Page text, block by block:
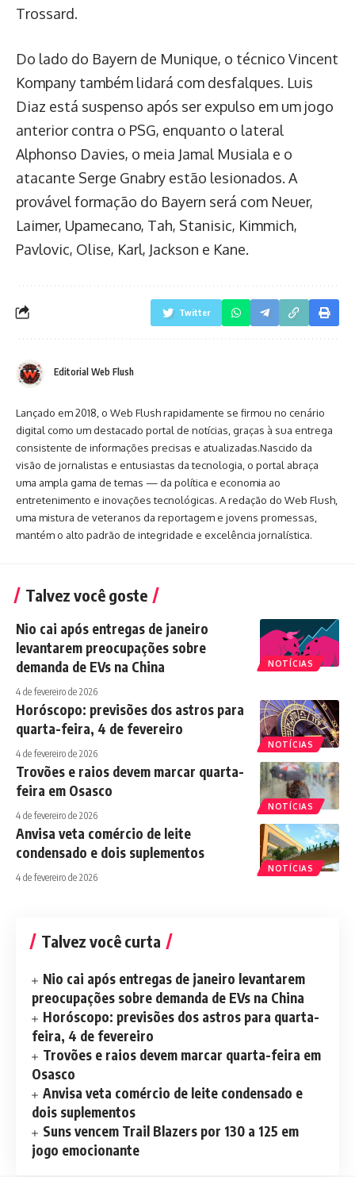
Trossard.
Do lado do Bayern de Munique, o técnico Vincent
Kompany também lidará com desfalques. Luis
Diaz está suspenso após ser expulso em um jogo
anterior contra o PSG, enquanto o lateral
Alphonso Davies, o meia Jamal Musiala e o
atacante Serge Gnabry estão lesionados. A
provável formação do Bayern será com Neuer,
Laimer, Upamecano, Tah, Stanisic, Kimmich,
Pavlovic, Olise, Karl, Jackson e Kane.
Twitter
Editorial Web Flush
Lançado em 2018, o Web Flush rapidamente se firmou no cenário
digital como um destacado portal de notícias, graças à sua entrega
consistente de informações precisas e atualizadas.Nascido da
visão de jornalistas e entusiastas da tecnologia, o portal abraça
uma ampla gama de temas — da política e economia ao
entretenimento e inovações tecnológicas. A redação do Web Flush,
uma mistura de veteranos da reportagem e jovens promessas,
mantém o alto padrão de integridade e excelência jornalística.
Talvez você goste
NOTÍCIAS
Nio cai após entregas de janeiro
levantarem preocupações sobre
demanda de EVs na China
4 de fevereiro de 2026
NOTÍCIAS
Horóscopo: previsões dos astros para
quarta-feira, 4 de fevereiro
4 de fevereiro de 2026
NOTÍCIAS
Trovões e raios devem marcar quarta-
feira em Osasco
4 de fevereiro de 2026
NOTÍCIAS
Anvisa veta comércio de leite
condensado e dois suplementos
4 de fevereiro de 2026
Talvez você curta
Nio cai após entregas de janeiro levantarem
preocupações sobre demanda de EVs na China
Horóscopo: previsões dos astros para quarta-
feira, 4 de fevereiro
Trovões e raios devem marcar quarta-feira em
Osasco
Anvisa veta comércio de leite condensado e
dois suplementos
Suns vencem Trail Blazers por 130 a 125 em
jogo emocionante